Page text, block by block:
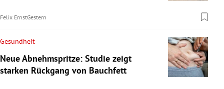
Felix ErnstGestern
Gesundheit
Neue Abnehmspritze: Studie zeigt
starken Rückgang von Bauchfett